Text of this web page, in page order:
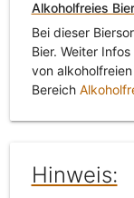
Alkoholfreies Bier
Bei dieser
Bier. Weiter
von
Bereich
Hinweis: